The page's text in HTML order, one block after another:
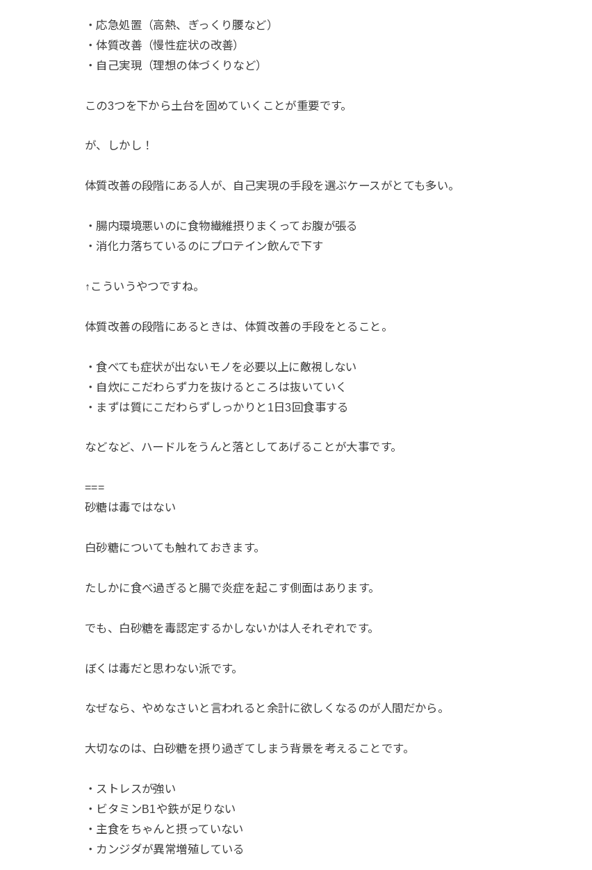
・応急処置（高熱、ぎっくり腰など）
・体質改善（慢性症状の改善）
・自己実現（理想の体づくりなど）
この3つを下から土台を固めていくことが重要です。
が、しかし！
体質改善の段階にある人が、自己実現の手段を選ぶケースがとても多い。
・腸内環境悪いのに食物繊維摂りまくってお腹が張る
・消化力落ちているのにプロテイン飲んで下す
↑こういうやつですね。
体質改善の段階にあるときは、体質改善の手段をとること。
・食べても症状が出ないモノを必要以上に敵視しない
・自炊にこだわらず力を抜けるところは抜いていく
・まずは質にこだわらずしっかりと1日3回食事する
などなど、ハードルをうんと落としてあげることが大事です。
===
砂糖は毒ではない
白砂糖についても触れておきます。
たしかに食べ過ぎると腸で炎症を起こす側面はあります。
でも、白砂糖を毒認定するかしないかは人それぞれです。
ぼくは毒だと思わない派です。
なぜなら、やめなさいと言われると余計に欲しくなるのが人間だから。
大切なのは、白砂糖を摂り過ぎてしまう背景を考えることです。
・ストレスが強い
・ビタミンB1や鉄が足りない
・主食をちゃんと摂っていない
・カンジダが異常増殖している